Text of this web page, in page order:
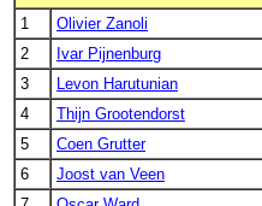
1
Olivier Zanoli
2
Ivar Pijnenburg
3
Levon Harutunian
4
Thijn Grootendorst
5
Coen Grutter
6
Joost van Veen